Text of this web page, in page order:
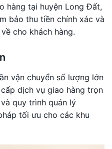
hàng tại huyện Long Đất,
bảo thu tiền chính xác và
cho khách hàng.
vận chuyển số lượng lớn
dịch vụ giao hàng trọn
quy trình quản lý
tối ưu cho các khu